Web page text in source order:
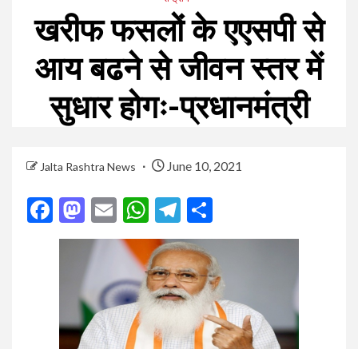
खरीफ फसलों के एएसपी से
आय बढने से जीवन स्तर में
सुधार होगः-प्रधानमंत्री
Jalta Rashtra News June 10, 2021
Facebook
Mastodon
EmailWhatsApp
Telegram